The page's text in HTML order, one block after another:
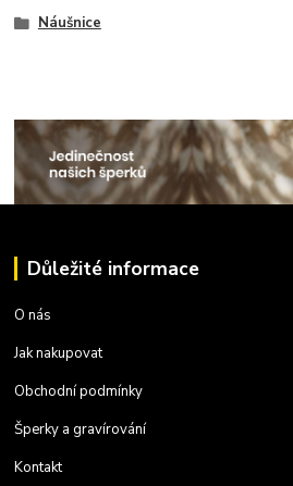
Náušnice
Důležité informace
O nás
Jak nakupovat
Obchodní podmínky
Šperky a gravírování
Kontakt